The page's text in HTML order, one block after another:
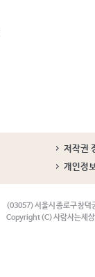
저작권
개인정
(03057) 서울시 종로구 창덕
Copyright (C) 사람사는세